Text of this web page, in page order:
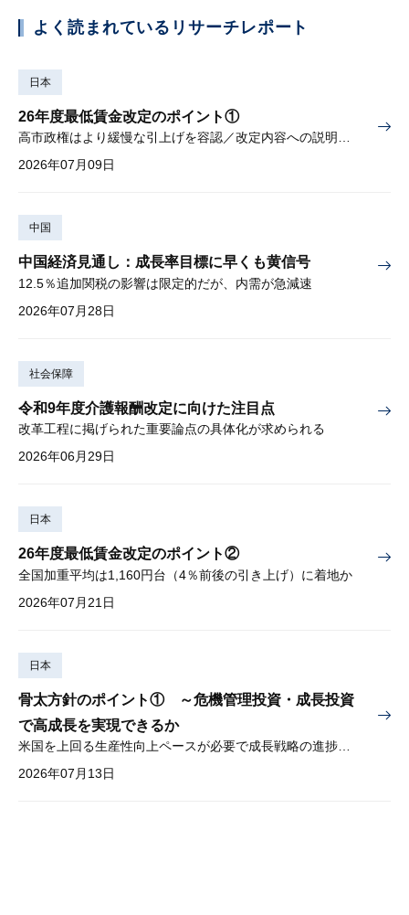
よく読まれているリサーチレポート
日本
26年度最低賃金改定のポイント①
高市政権はより緩慢な引上げを容認／改定内容への説明責任が焦点
2026年07月09日
中国
中国経済見通し：成長率目標に早くも黄信号
12.5％追加関税の影響は限定的だが、内需が急減速
2026年07月28日
社会保障
令和9年度介護報酬改定に向けた注目点
改革工程に掲げられた重要論点の具体化が求められる
2026年06月29日
日本
26年度最低賃金改定のポイント②
全国加重平均は1,160円台（4％前後の引き上げ）に着地か
2026年07月21日
日本
骨太方針のポイント① ～危機管理投資・成長投資
で高成長を実現できるか
米国を上回る生産性向上ペースが必要で成長戦略の進捗管理も課題
2026年07月13日